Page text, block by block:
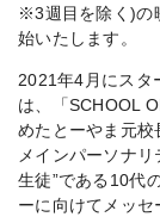
※3週目を除く)の
始いたします。
2021年4月にスタ
は、「SCHOOL
めたとーやま元校
メインパーソナ
生徒”である10代
ーに向けてメッセ